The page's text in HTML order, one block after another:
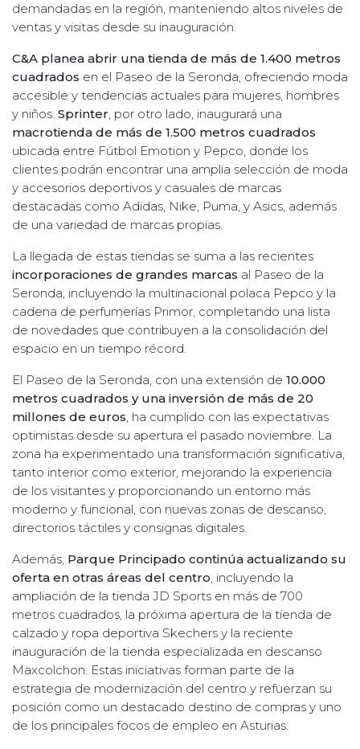
demandadas en la región, manteniendo altos niveles de
ventas y visitas desde su inauguración.
C&A planea abrir una tienda de más de 1.400 metros
cuadrados en el Paseo de la Seronda, ofreciendo moda
accesible y tendencias actuales para mujeres, hombres
y niños. Sprinter, por otro lado, inaugurará una
macrotienda de más de 1.500 metros cuadrados
ubicada entre Fútbol Emotion y Pepco, donde los
clientes podrán encontrar una amplia selección de moda
y accesorios deportivos y casuales de marcas
destacadas como Adidas, Nike, Puma, y Asics, además
de una variedad de marcas propias.
La llegada de estas tiendas se suma a las recientes
incorporaciones de grandes marcas al Paseo de la
Seronda, incluyendo la multinacional polaca Pepco y la
cadena de perfumerías Primor, completando una lista
de novedades que contribuyen a la consolidación del
espacio en un tiempo récord.
El Paseo de la Seronda, con una extensión de 10.000
metros cuadrados y una inversión de más de 20
millones de euros, ha cumplido con las expectativas
optimistas desde su apertura el pasado noviembre. La
zona ha experimentado una transformación significativa,
tanto interior como exterior, mejorando la experiencia
de los visitantes y proporcionando un entorno más
moderno y funcional, con nuevas zonas de descanso,
directorios táctiles y consignas digitales.
Además, Parque Principado continúa actualizando su
oferta en otras áreas del centro, incluyendo la
ampliación de la tienda JD Sports en más de 700
metros cuadrados, la próxima apertura de la tienda de
calzado y ropa deportiva Skechers y la reciente
inauguración de la tienda especializada en descanso
Maxcolchon. Estas iniciativas forman parte de la
estrategia de modernización del centro y refuerzan su
posición como un destacado destino de compras y uno
de los principales focos de empleo en Asturias.